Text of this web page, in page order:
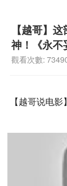
【越哥】
神！《永不
觀看次數:
【越哥说电影】